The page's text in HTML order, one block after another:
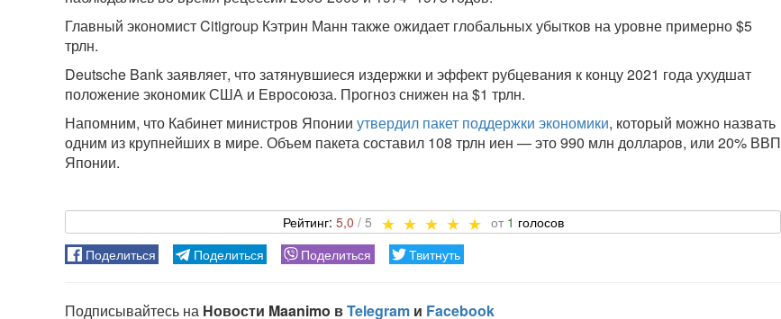
Главный экономист Citigroup Кэтрин Манн также ожидает глобальных убытков на уровне примерно $5
трлн.
Deutsche Bank заявляет, что затянувшиеся издержки и эффект рубцевания к концу 2021 года ухудшат
положение экономик США и Евросоюза. Прогноз снижен на $1 трлн.
Напомним, что Кабинет министров Японии утвердил пакет поддержки экономики, который можно назвать
одним из крупнейших в мире. Объем пакета составил 108 трлн иен — это 990 млн долларов, или 20% ВВП
Японии.
5,0 1